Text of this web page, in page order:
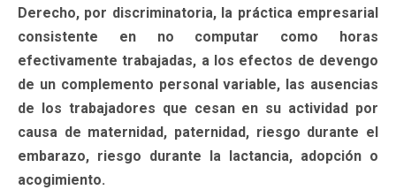
Derecho, por discriminatoria, la práctica empresarial
consistente en no computar como horas
efectivamente trabajadas, a los efectos de devengo
de un complemento personal variable, las ausencias
de los trabajadores que cesan en su actividad por
causa de maternidad, paternidad, riesgo durante el
embarazo, riesgo durante la lactancia, adopción o
acogimiento.